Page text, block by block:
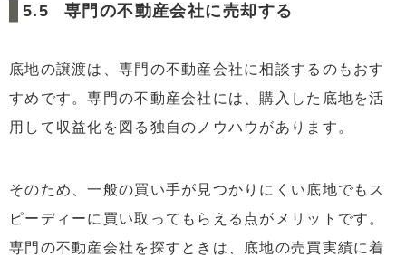
専門の不動産会社に売却する
底地の譲渡は、専門の不動産会社に相談するのもおす
すめです。専門の不動産会社には、購入した底地を活
用して収益化を図る独自のノウハウがあります。
そのため、一般の買い手が見つかりにくい底地でもス
ピーディーに買い取ってもらえる点がメリットです。
専門の不動産会社を探すときは、底地の売買実績に着